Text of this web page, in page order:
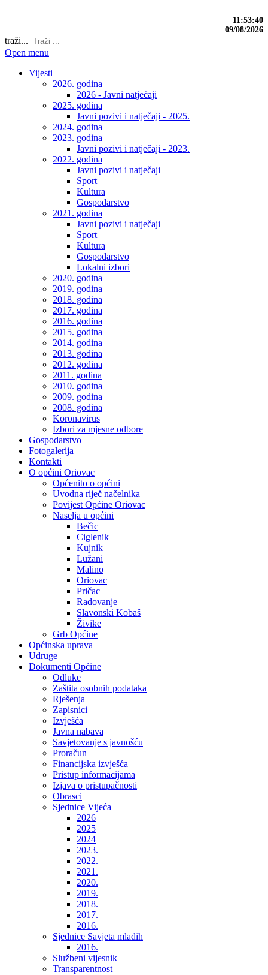
11:53:41
09/08/2026
traži...
Open menu
Vijesti
2026. godina
2026 - Javni natječaji
2025. godina
Javni pozivi i natječaji - 2025.
2024. godina
2023. godina
Javni pozivi i natječaji - 2023.
2022. godina
Javni pozivi i natječaji
Sport
Kultura
Gospodarstvo
2021. godina
Javni pozivi i natječaji
Sport
Kultura
Gospodarstvo
Lokalni izbori
2020. godina
2019. godina
2018. godina
2017. godina
2016. godina
2015. godina
2014. godina
2013. godina
2012. godina
2011. godina
2010. godina
2009. godina
2008. godina
Koronavirus
Izbori za mjesne odbore
Gospodarstvo
Fotogalerija
Kontakti
O općini Oriovac
Općenito o općini
Uvodna riječ načelnika
Povijest Općine Oriovac
Naselja u općini
Bečic
Ciglenik
Kujnik
Lužani
Malino
Oriovac
Pričac
Radovanje
Slavonski Kobaš
Živike
Grb Općine
Općinska uprava
Udruge
Dokumenti Općine
Odluke
Zaštita osobnih podataka
Rješenja
Zapisnici
Izvješća
Javna nabava
Savjetovanje s javnošću
Proračun
Financijska izvješća
Pristup informacijama
Izjava o pristupačnosti
Obrasci
Sjednice Vijeća
2026
2025
2024
2023.
2022.
2021.
2020.
2019.
2018.
2017.
2016.
Sjednice Savjeta mladih
2016.
Službeni vijesnik
Transparentnost